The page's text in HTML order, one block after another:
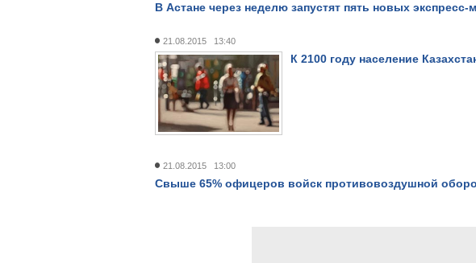
В Астане через неделю запустят пять новых экспресс-
21.08.2015 13:40
К 2100 году население
21.08.2015 13:00
Свыше 65% офицеров войск противовоздушной